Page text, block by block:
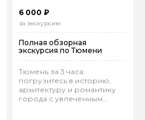
6 000 ₽
за экскурсию
Полная обзорная
экскурсия по Тюмени
Тюмень за 3 часа:
погрузитесь в историю,
архитектуру и романтику
города с увлеченным